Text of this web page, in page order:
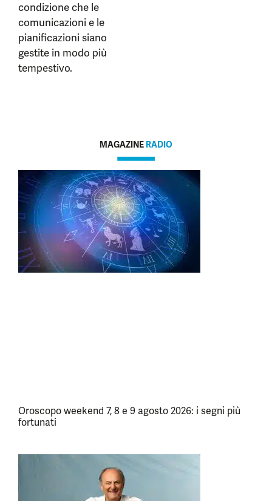
condizione che le
comunicazioni e le
pianificazioni siano
gestite in modo più
tempestivo.
MAGAZINE RADIO
Oroscopo weekend 7, 8 e 9 agosto 2026: i segni più
fortunati